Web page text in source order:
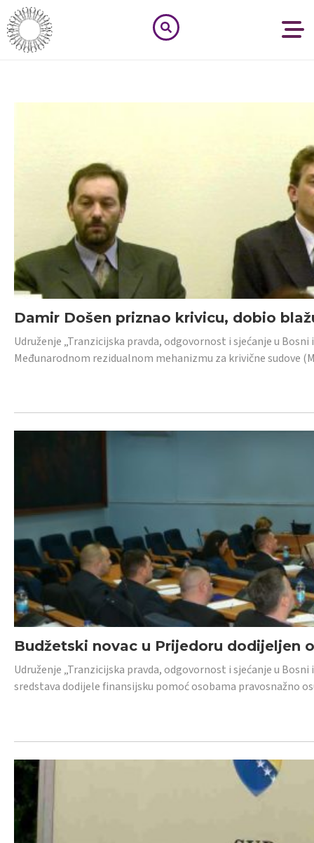
Damir Došen priznao krivicu, dobio
Udruženje „Tranzicijska pravda, odgovornost i sjećanje u
Međunarodnom rezidualnom mehanizmu za krivične sudove
Budžetski novac u Prijedoru dodijeljen
Udruženje „Tranzicijska pravda, odgovornost i sjećanje u
sredstava dodijele finansijsku pomoć osobama pravosnažno